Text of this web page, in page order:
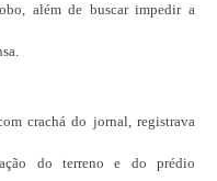
além de buscar impedir a
crachá do jornal, registrava
do terreno e do prédio